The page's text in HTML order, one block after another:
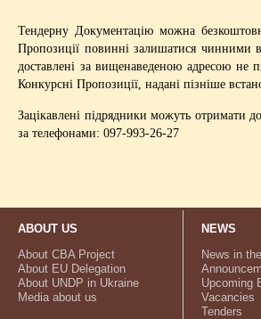
Тендерну Документацію можна
Пропозиції повинні залишатися чинними
доставлені за вищенаведеною адресою не
Конкурсні Пропозиції, надані пізніше
Зацікавлені підрядники можуть отримати
за телефонами: 097-993-26-27
ABOUT US
About CBA Project
About EU Delegation
About UNDP in Ukraine
Media about us
NEWS
News in
Upcoming
Vacancies
Tenders